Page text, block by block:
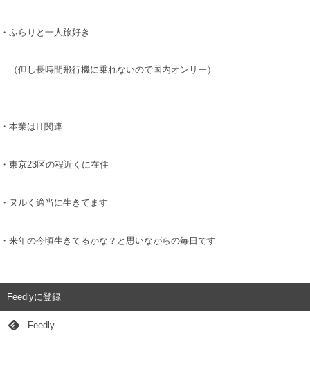
・ふらりと一人旅好き
（但し長時間飛行機に乗れないので国内オンリー）
・本業はIT関連
・東京23区の程近くに在住
・ヌルく適当に生きてます
・来年の今頃生きてるかな？と思いながらの毎日です
Feedlyに登録
Feedly